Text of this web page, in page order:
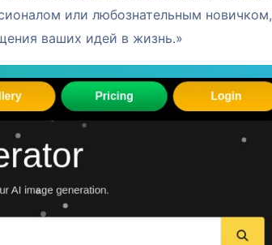
или любознательным новичком,
ваших идей в жизнь.»